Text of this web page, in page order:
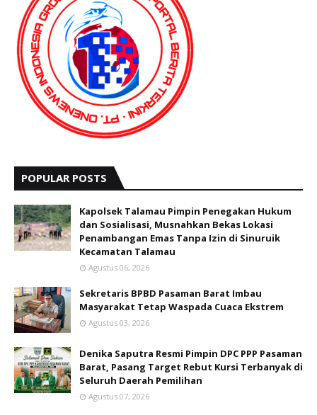
POPULAR POSTS
Kapolsek Talamau Pimpin Penegakan Hukum
dan Sosialisasi, Musnahkan Bekas Lokasi
Penambangan Emas Tanpa Izin di Sinuruik
Kecamatan Talamau
Agustus 06, 2026
Sekretaris BPBD Pasaman Barat Imbau
Masyarakat Tetap Waspada Cuaca Ekstrem
Agustus 03, 2026
Denika Saputra Resmi Pimpin DPC PPP Pasaman
Barat, Pasang Target Rebut Kursi Terbanyak di
Seluruh Daerah Pemilihan
Agustus 07, 2026